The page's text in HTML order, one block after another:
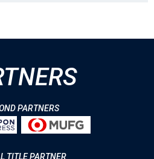
PARTNERS
TITLE PARTNER